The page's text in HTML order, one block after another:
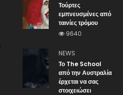
Τούρτες
εμπνευσμένες από
ταινίες τρόμου
9640
NEWS
Το The School
από την Αυστραλία
έρχεται να σας
στοιχειώσει